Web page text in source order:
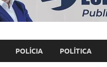
POLÍCIA POLÍTICA